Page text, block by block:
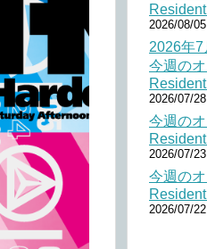
2026/08/05
2026年7
今週の
2026/07/28
今週の
2026/07/23
今週の
2026/07/22